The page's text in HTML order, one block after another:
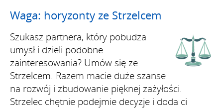
Waga: horyzonty ze Strzelcem
Szukasz partnera, który pobudza
umysł i dzieli podobne
zainteresowania? Umów się ze
Strzelcem. Razem macie duże szanse
na rozwój i zbudowanie pięknej zażyłości.
Strzelec chętnie podejmie decyzje i doda ci